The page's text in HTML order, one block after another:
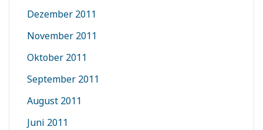
Dezember 2011
November 2011
Oktober 2011
September 2011
August 2011
Juni 2011